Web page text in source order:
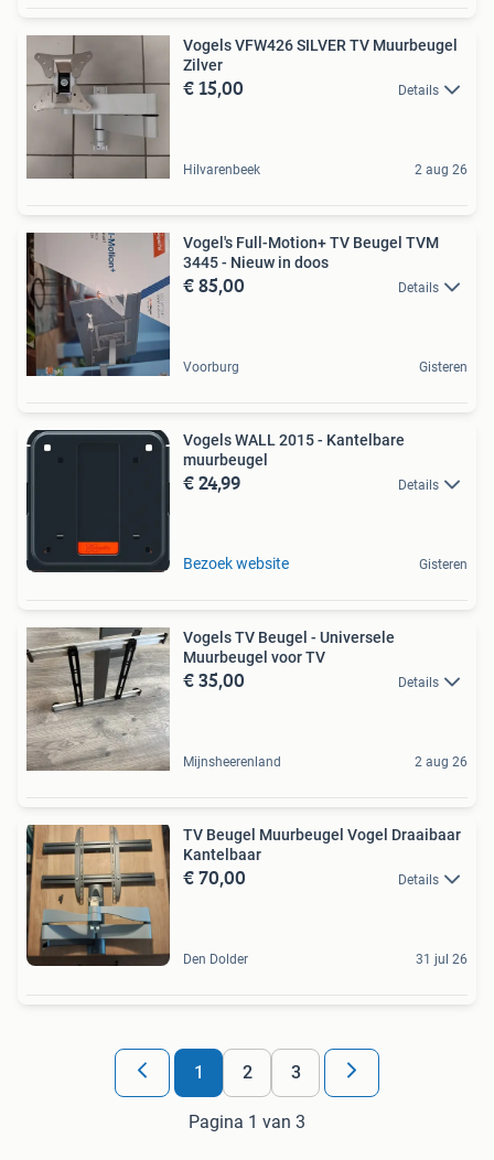
Vogels VFW426 SILVER TV Muurbeugel
Zilver
€ 15,00 Details
Hilvarenbeek 2 aug 26
Vogel's Full-Motion+ TV Beugel TVM
3445 - Nieuw in doos
€ 85,00 Details
Voorburg Gisteren
Vogels WALL 2015 - Kantelbare
muurbeugel
€ 24,99 Details
Bezoek website Gisteren
Vogels TV Beugel - Universele
Muurbeugel voor TV
€ 35,00 Details
Mijnsheerenland 2 aug 26
TV Beugel Muurbeugel Vogel Draaibaar
Kantelbaar
€ 70,00 Details
Den Dolder 31 jul 26
1 2 3
Pagina 1 van 3